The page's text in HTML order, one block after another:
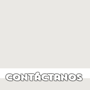
Contáctanos